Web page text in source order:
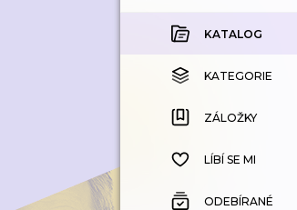
KOUPENÉ
KATEGORIE
ZÁLOŽKY
HISTORIE
KATALOG
KATEGORIE
ZÁLOŽKY
LÍBÍ SE MI
ODEBÍRANÉ